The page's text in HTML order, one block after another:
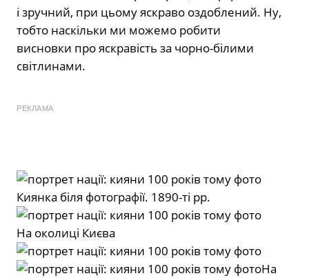
і зручний, при цьому яскраво оздоблений. Ну,
тобто наскільки ми можемо робити
висновки про яскравість за чорно-білими
світлинами.
РЕКЛАМА
Киянка біля фотографії. 1890-ті рр.
На околиці Києва
На